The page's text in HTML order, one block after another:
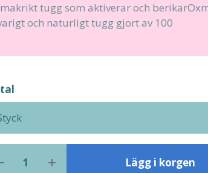
tugg som aktiverar och
och naturligt tugg gjort av 100
Lägg i korgen